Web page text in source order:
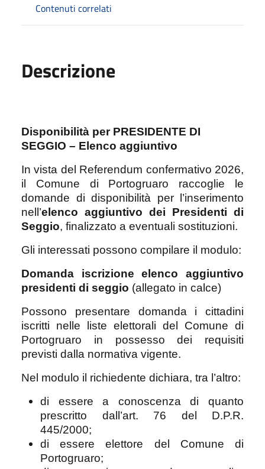
Contenuti correlati
Descrizione
Disponibilità per PRESIDENTE DI
SEGGIO – Elenco aggiuntivo
In vista del Referendum confermativo 2026,
il Comune di Portogruaro raccoglie le
domande di disponibilità per l’inserimento
nell’elenco aggiuntivo dei Presidenti di
Seggio, finalizzato a eventuali sostituzioni.
Gli interessati possono compilare il modulo:
Domanda iscrizione elenco aggiuntivo
presidenti di seggio (allegato in calce)
Possono presentare domanda i cittadini
iscritti nelle liste elettorali del Comune di
Portogruaro in possesso dei requisiti
previsti dalla normativa vigente.
Nel modulo il richiedente dichiara, tra l’altro:
di essere a conoscenza di quanto
prescritto dall’art. 76 del D.P.R.
445/2000;
di essere elettore del Comune di
Portogruaro;